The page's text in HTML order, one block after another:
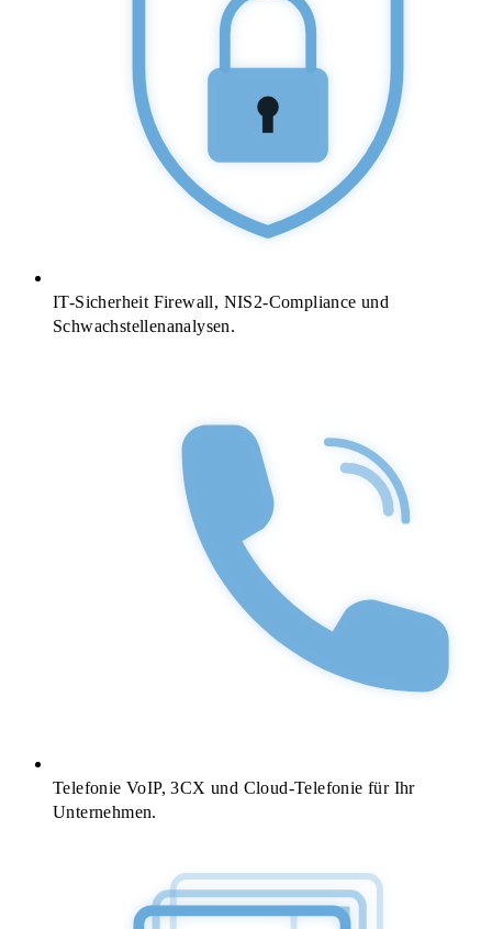
IT-Sicherheit Firewall, NIS2-Compliance und
Schwachstellenanalysen.
TelefonieVoIP, 3CX und Cloud-Telefonie für Ihr
Unternehmen.